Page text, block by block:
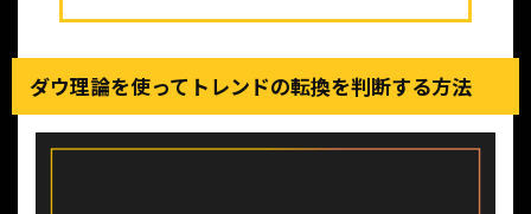
ダウ理論を使ってトレンドの転換を判断する方法